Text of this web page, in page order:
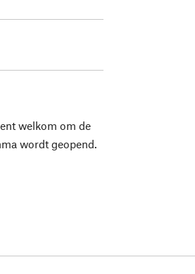
welkom om de
wordt geopend.